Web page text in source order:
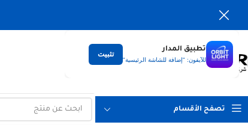
تطبيق المدار
للآيفون: "إضافة للشاشة الرئيسية"
تثبيت التوصيل
لكل العراق
تصفح الأقسام